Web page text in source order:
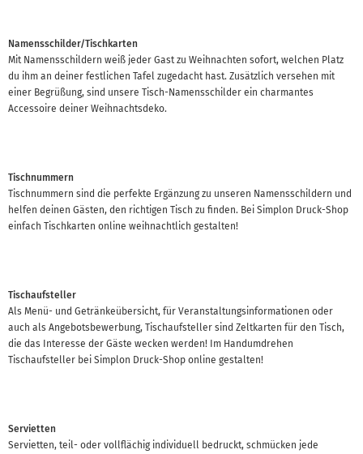
Namensschilder/Tischkarten
Mit Namensschildern weiß jeder Gast zu Weihnachten sofort, welchen Platz
du ihm an deiner festlichen Tafel zugedacht hast. Zusätzlich versehen mit
einer Begrüßung, sind unsere Tisch-Namensschilder ein charmantes
Accessoire deiner Weihnachtsdeko.
Tischnummern
Tischnummern sind die perfekte Ergänzung zu unseren Namensschildern und
helfen deinen Gästen, den richtigen Tisch zu finden. Bei Simplon Druck-Shop
einfach Tischkarten online weihnachtlich gestalten!
Tischaufsteller
Als Menü- und Getränkeübersicht, für Veranstaltungsinformationen oder
auch als Angebotsbewerbung, Tischaufsteller sind Zeltkarten für den Tisch,
die das Interesse der Gäste wecken werden! Im Handumdrehen
Tischaufsteller bei Simplon Druck-Shop online gestalten!
Servietten
Servietten, teil- oder vollflächig individuell bedruckt, schmücken jede